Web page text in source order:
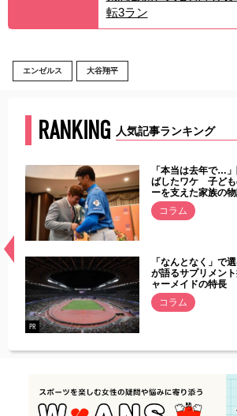
転3ラン
エンゼルス 大谷翔平
RANKING 人気記事ランキング
常
「本当は去年で…
ばしたワケ 子ど
ーを支えた家族の
コラム
PR
「なんとなく」で
が語るサプリメン
ャーメイドの特長
コラム